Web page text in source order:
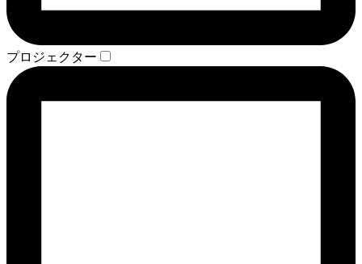
プロジェクター